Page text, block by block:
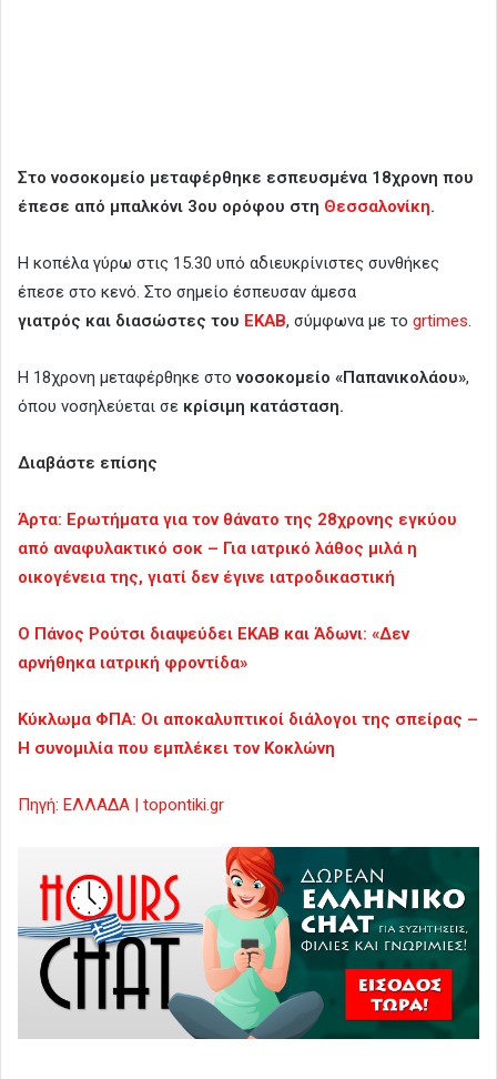
Στο νοσοκομείο μεταφέρθηκε εσπευσμένα 18χρονη που
έπεσε από μπαλκόνι 3ου ορόφου στη Θεσσαλονίκη.
Η κοπέλα γύρω στις 15.30 υπό αδιευκρίνιστες συνθήκες
έπεσε στο κενό. Στο σημείο έσπευσαν άμεσα
γιατρός και διασώστες του ΕΚΑΒ, σύμφωνα με το grtimes.
Η 18χρονη μεταφέρθηκε στο νοσοκομείο «Παπανικολάου»,
όπου νοσηλεύεται σε κρίσιμη κατάσταση.
Διαβάστε επίσης
Άρτα: Ερωτήματα για τον θάνατο της 28χρονης εγκύου
από αναφυλακτικό σοκ – Για ιατρικό λάθος μιλά η
οικογένεια της, γιατί δεν έγινε ιατροδικαστική
Ο Πάνος Ρούτσι διαψεύδει ΕΚΑΒ και Άδωνι: «Δεν
αρνήθηκα ιατρική φροντίδα»
Κύκλωμα ΦΠΑ: Οι αποκαλυπτικοί διάλογοι της σπείρας –
Η συνομιλία που εμπλέκει τον Κοκλώνη
Πηγή: ΕΛΛΑΔΑ | topontiki.gr